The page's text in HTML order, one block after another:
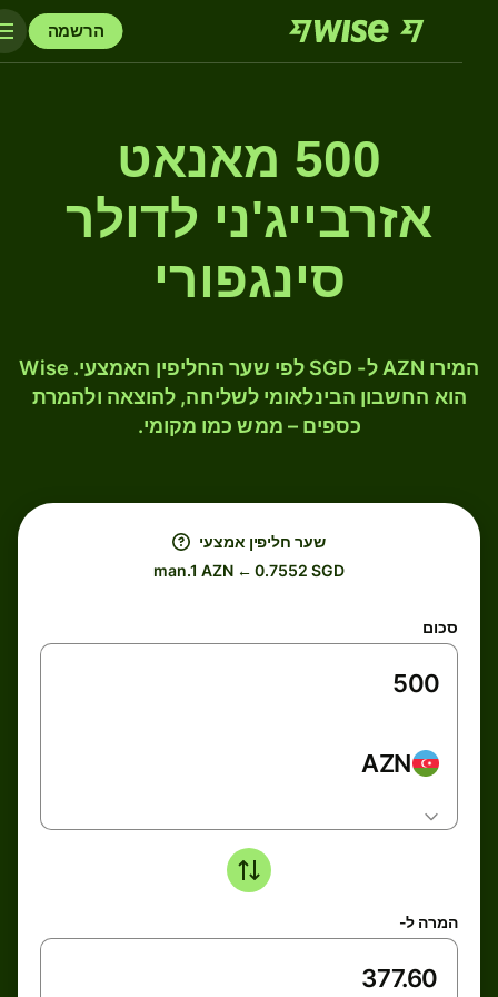
הרשמה
500 מאנאט
אזרבייג'ני לדולר
סינגפורי
המירו AZN ל- SGD לפי שער החליפין האמצעי. Wise
הוא החשבון הבינלאומי לשליחה, להוצאה ולהמרת
כספים – ממש כמו מקומי.
שער חליפין אמצעי
man.1 AZN ← 0.7552 SGD
סכום
AZN
המרה ל-